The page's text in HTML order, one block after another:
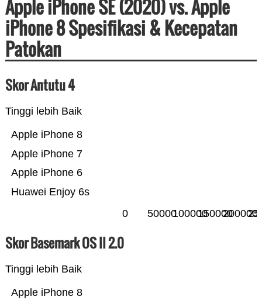
Apple iPhone SE (2020) vs. Apple
iPhone 8 Spesifikasi & Kecepatan
Patokan
Skor Antutu 4
Tinggi lebih Baik
Huawei Enjoy 6s
Apple iPhone 6
Apple iPhone 7
Apple iPhone 8
0 50000100000150000200000
Skor Basemark OS II 2.0
Tinggi lebih Baik
Apple iPhone 8